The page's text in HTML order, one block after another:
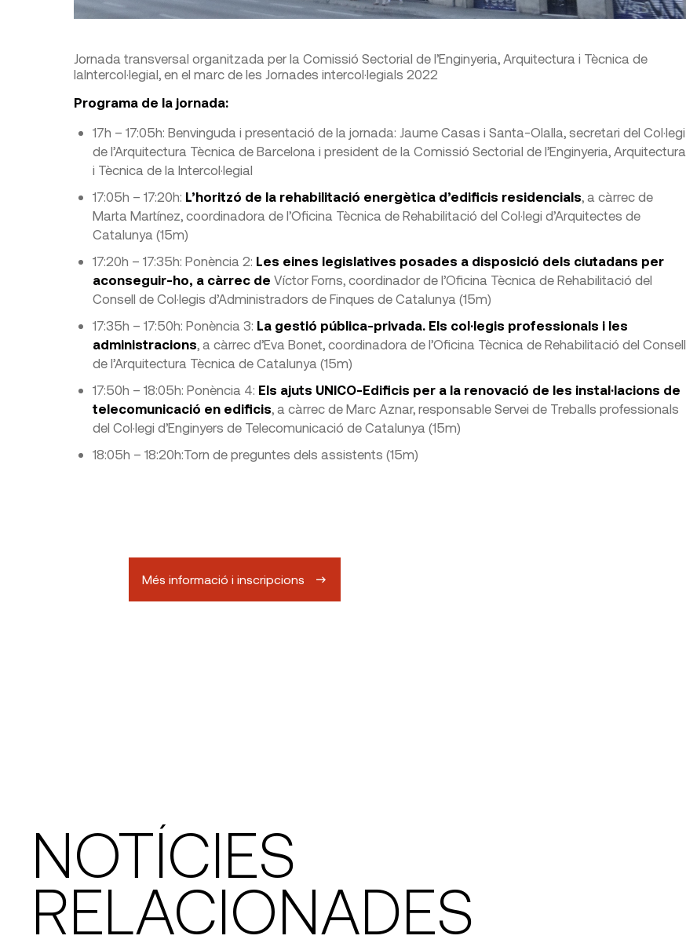
Jornada transversal organitzada per la Comissió Sectorial de l’Enginyeria, Arquitectura i Tècnica de
laIntercol·legial, en el marc de les Jornades intercol·legials 2022
Programa de la jornada:
17h – 17:05h: Benvinguda i presentació de la jornada: Jaume Casas i Santa-Olalla, secretari del Col·legi
de l’Arquitectura Tècnica de Barcelona i president de la Comissió Sectorial de l’Enginyeria, Arquitectura
i Tècnica de la Intercol·legial
17:05h – 17:20h: L’horitzó de la rehabilitació energètica d’edificis residencials, a càrrec de
Marta Martínez, coordinadora de l’Oficina Tècnica de Rehabilitació del Col·legi d’Arquitectes de
Catalunya (15m)
17:20h – 17:35h: Ponència 2: Les eines legislatives posades a disposició dels ciutadans per
aconseguir-ho, a càrrec de Víctor Forns, coordinador de l’Oficina Tècnica de Rehabilitació del
Consell de Col·legis d’Administradors de Finques de Catalunya (15m)
17:35h – 17:50h: Ponència 3: La gestió pública-privada. Els col·legis professionals i les
administracions, a càrrec d’Eva Bonet, coordinadora de l’Oficina Tècnica de Rehabilitació del Consell
de l’Arquitectura Tècnica de Catalunya (15m)
17:50h – 18:05h: Ponència 4: Els ajuts UNICO-Edificis per a la renovació de les instal·lacions de
telecomunicació en edificis, a càrrec de Marc Aznar, responsable Servei de Treballs professionals
del Col·legi d’Enginyers de Telecomunicació de Catalunya (15m)
18:05h – 18:20h:Torn de preguntes dels assistents (15m)
Més informació i inscripcions
NOTÍCIES
RELACIONADES